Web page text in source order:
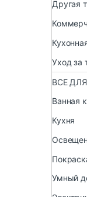
Другая
Уход за
ВСЕ
Ванная
Кухня
Умный